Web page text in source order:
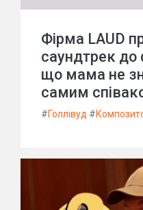
Фірма LAUD
саундтрек до
що мама не
самим
#Голлівуд #